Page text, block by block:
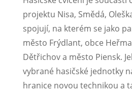
projektu Nisa, Smědá,
spojují, na kterém se jako
město Frýdlant, obce
Dětřichov a město Piensk.
vybrané hasičské jednotky
hranice novou technikou a